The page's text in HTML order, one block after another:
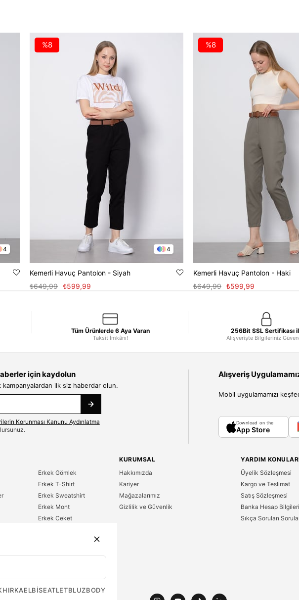
4 4
Kemerli Havuç Pantolon - Siyah
₺599,99
₺649,99
%8
Kemerli Havuç Pantolon - Haki
₺599,99
₺649,99
%8
Tüm Ürünlerde 6 Aya Varan
Taksit İmkânı!
256Bit SSL Sertifikası
Alışverişte Bilgileriniz
için kaydolun
kampanyalardan ilk siz haberdar olun.
Korunması Kanunu Aydınlatma
Alışveriş
Mobil uygulamamızı
Download on the
App Store
Erkek Gömlek
Erkek T-Shirt
Erkek Sweatshirt
Erkek Mont
Erkek Ceket
KURUMSAL
Hakkımızda
Kariyer
Mağazalarımız
Gizlilik ve Güvenlik
YARDIM
Üyelik Sözleşmesi
Kargo ve Teslimat
Satış Sözleşmesi
Banka Hesap Bilgileri
Sıkça Sorulan
HIRKAELBISEATLETBLUZBODY